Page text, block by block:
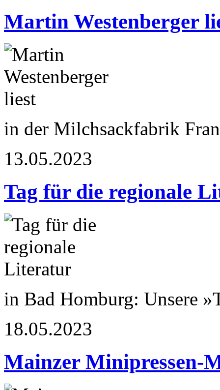
Martin Westenberger
in der Milchsackfabrik
13.05.2023
Tag für die regionale
in Bad Homburg: Unsere
18.05.2023
Mainzer Minipressen-